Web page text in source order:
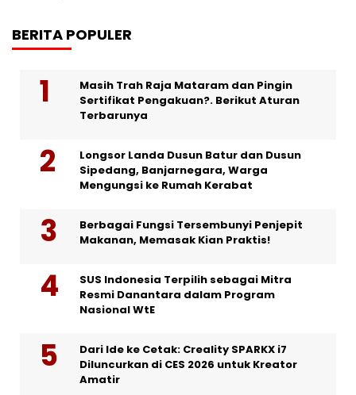
BERITA POPULER
Masih Trah Raja Mataram dan Pingin
Sertifikat Pengakuan?. Berikut Aturan
Terbarunya
Longsor Landa Dusun Batur dan Dusun
Sipedang, Banjarnegara, Warga
Mengungsi ke Rumah Kerabat
Berbagai Fungsi Tersembunyi Penjepit
Makanan, Memasak Kian Praktis!
SUS Indonesia Terpilih sebagai Mitra
Resmi Danantara dalam Program
Nasional WtE
Dari Ide ke Cetak: Creality SPARKX i7
Diluncurkan di CES 2026 untuk Kreator
Amatir